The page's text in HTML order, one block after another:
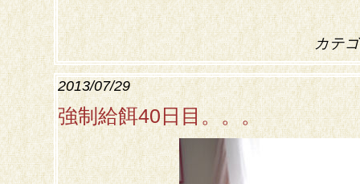
カテ
2013/07/29
強制給餌40日目。。。